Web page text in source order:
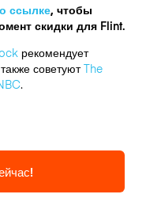
ссылке, чтобы
скидки для Flint.
рекомендует
советуютThe
.